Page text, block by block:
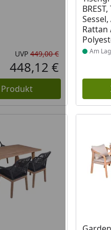
UVP 449,00 €
Aktueller Preis
448,12 €
Rattan
Am